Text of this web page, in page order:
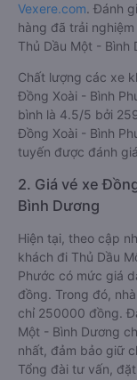
Vexere.com. Đánh
hàng đã trải
Thủ Dầu Một - Bình
Chất lượng các xe
Đồng Xoài - Bình
bình là 4.5/5 bởi
Đồng Xoài - Bình
tuyến được đánh
2. Giá vé xe
Bình Dương
Hiện tại, theo cập
khách đi Thủ Dầu
Phước có mức giá
đồng. Trong đó,
chỉ 250000 đồng.
Một - Bình Dương
nhất, đảm bảo giữ
Tổng đài tư vấn,